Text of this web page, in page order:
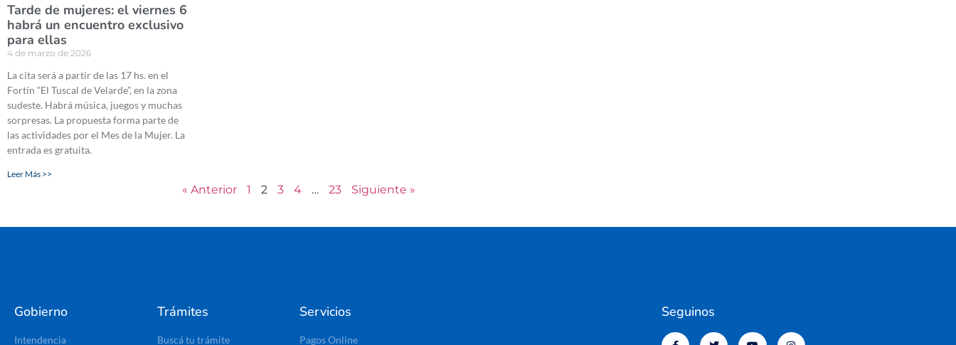
Tarde de mujeres: el viernes 6
habrá un encuentro exclusivo
para ellas
4 de marzo de 2026
La cita será a partir de las 17 hs. en el
Fortín “El Tuscal de Velarde”, en la zona
sudeste. Habrá música, juegos y muchas
sorpresas. La propuesta forma parte de
las actividades por el Mes de la Mujer. La
entrada es gratuita.
Leer Más >>
« Anterior 1 2 3 4 … 23 Siguiente »
Gobierno
Intendencia
Trámites
Buscá tu trámite
Servicios
Pagos Online
Seguinos